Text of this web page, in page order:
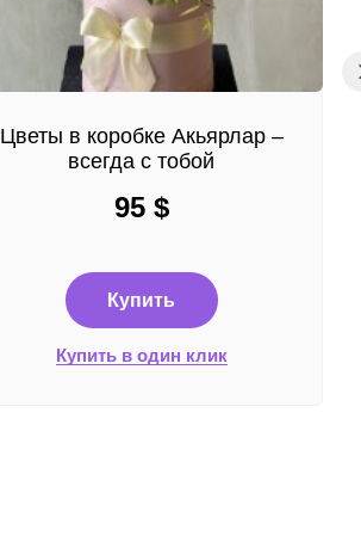
Цветы в коробке Акьярлар –
всегда с тобой
95 $
Купить
Купить в один клик